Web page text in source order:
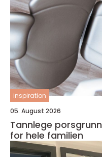
inspiration
05. August 2026
Tannlege porsgrunn trygg tannbehandling
for hele familien